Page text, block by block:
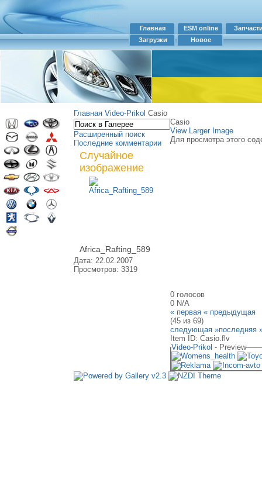
Главная ESM online
Загрузки
Новое
Главная Video-Prikol Casio
Расширенный поиск
Последние комментарии
Случайное
изображение
Africa_Rafting_589
Дата: 22.02.2007
Просмотров: 3319
Casio
View Larger Image
Для просмотра этого
0 голосов
0 N/A
« первая « предыдущая
(45 из 69)
следующая »последняя
Item ID: Casio.flv
Video-Prikol - Preview